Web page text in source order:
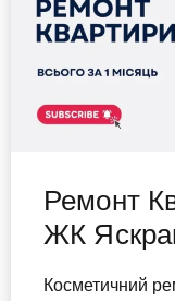
Ремонт
ЖК
Косметичний